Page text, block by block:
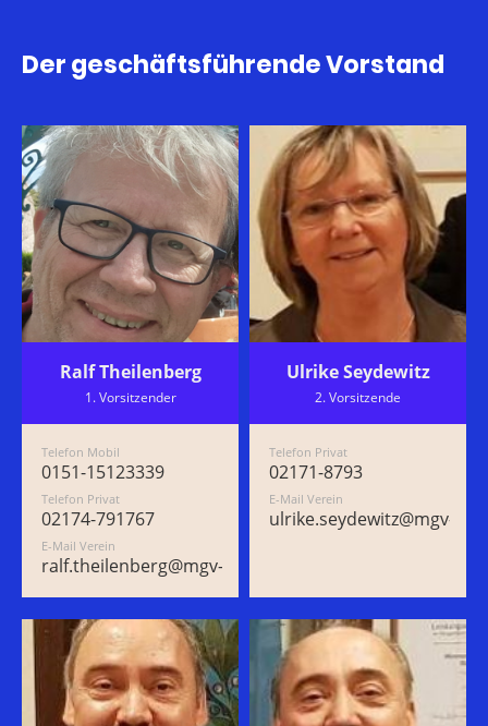
Der geschäftsführende Vorstand
Ralf Theilenberg
1. Vorsitzender
Telefon Mobil
0151-15123339
Telefon Privat
02174-791767
E-Mail Verein
ralf.theilenberg@mgv-duerscheid.de
Ulrike Seydewitz
2. Vorsitzende
Telefon Privat
02171-8793
E-Mail Verein
ulrike.seydewitz@mgv-